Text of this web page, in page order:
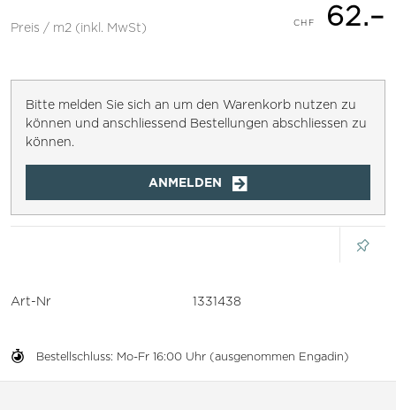
Preis / m2 (inkl. MwSt) 62.–
Bitte melden Sie sich an um den Warenkorb nutzen zu
können und anschliessend Bestellungen abschliessen zu
können.
ANMELDEN
Bestellschluss: Mo-Fr 16:00 Uhr (ausgenommen Engadin)
Art-Nr 1331438